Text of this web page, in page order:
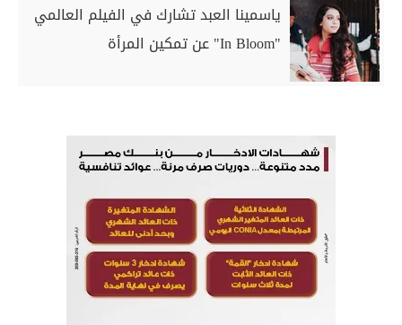
ياسمينا العبد تشارك في الفيلم العالمي
"In Bloom" عن تمكين المرأة